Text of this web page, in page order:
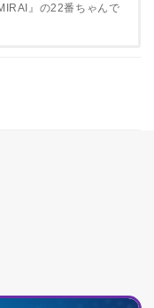
』の22番ちゃんで